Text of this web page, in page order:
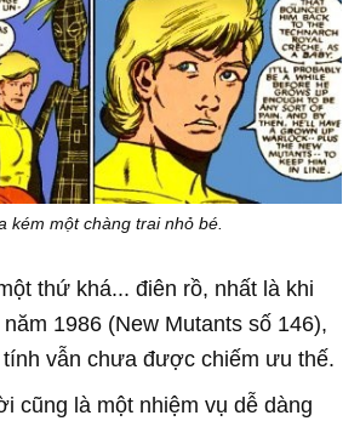
kém một chàng trai nhỏ bé.
thứ khá... điên rồ, nhất là khi
1986 (New Mutants số 146),
vẫn chưa được chiếm ưu thế.
cũng là một nhiệm vụ dễ dàng